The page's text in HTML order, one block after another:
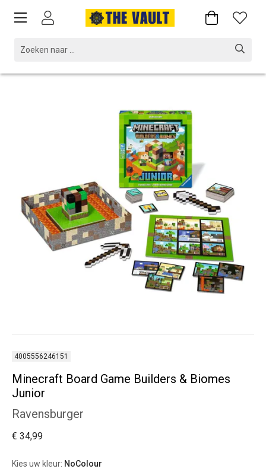
4005556246151
Minecraft Board Game Builders & Biomes
Junior
Ravensburger
€ 34,99
Kies uw kleur: NoColour